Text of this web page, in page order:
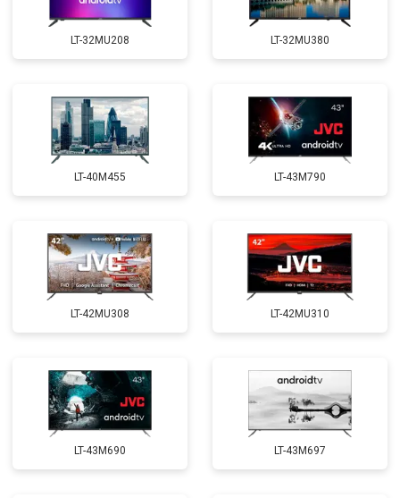
LT-32MU208 LT-32MU380
LT-40M455 LT-43M790
LT-42MU308 LT-42MU310
LT-43M690 LT-43M697